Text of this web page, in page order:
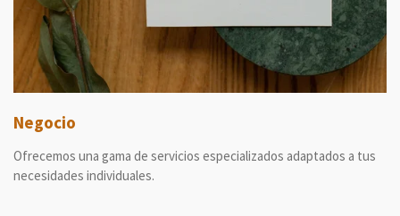
Negocio
Ofrecemos una gama de servicios especializados adaptados a tus
necesidades individuales.